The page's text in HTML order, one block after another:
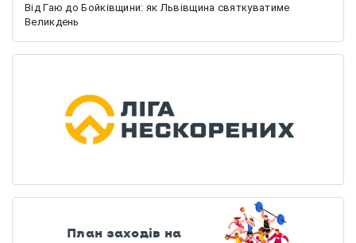
Від Гаю до Бойківщини: як Львівщина святкуватиме
Великдень
План заходів на